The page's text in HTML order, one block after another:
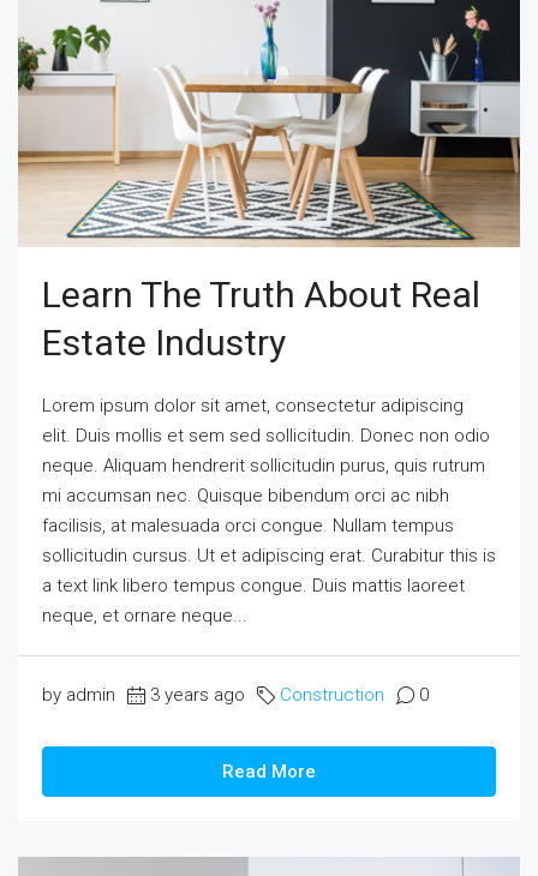
Learn The Truth About Real
Estate Industry
Lorem ipsum dolor sit amet, consectetur adipiscing
elit. Duis mollis et sem sed sollicitudin. Donec non odio
neque. Aliquam hendrerit sollicitudin purus, quis rutrum
mi accumsan nec. Quisque bibendum orci ac nibh
facilisis, at malesuada orci congue. Nullam tempus
sollicitudin cursus. Ut et adipiscing erat. Curabitur this is
a text link libero tempus congue. Duis mattis laoreet
neque, et ornare neque...
by admin 3 years ago Construction 0
Read More